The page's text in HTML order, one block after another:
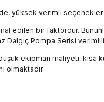
yüksek verimli seçenekler
edilen bir faktördür.
Dalgıç Pompa Serisi
ekipman maliyeti,
olmaktadır.